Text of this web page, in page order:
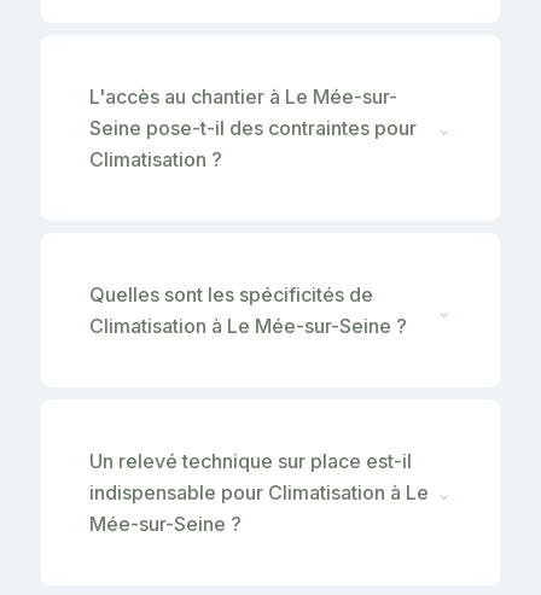
L'accès au chantier à Le Mée-sur-
Seine pose-t-il des contraintes pour
Climatisation ?
⌄
Quelles sont les spécificités de
Climatisation à Le Mée-sur-Seine ?
⌄
Un relevé technique sur place est-il
indispensable pour Climatisation à Le
Mée-sur-Seine ?
⌄